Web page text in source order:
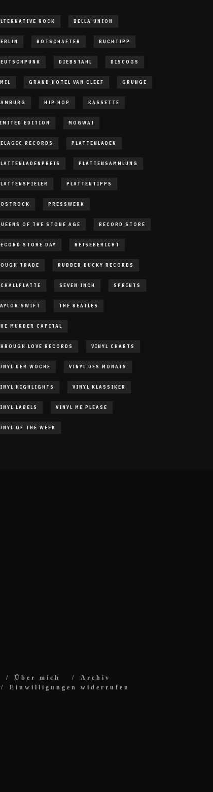
ROCK BELLA UNION
BOTSCHAFTER BUCHTIPP
DIEBSTAHL DISCOGS
GRAND HOTEL VAN CLEEF GRUNGE
HIP HOP KASSETTE
EDITION MOGWAI
RECORDS PLATTENLADEN
PLATTENSAMMLUNG
PLATTENTIPPS
PRESSWERK
OF THE STONE AGE RECORD STORE
STORE DAY REISEBERICHT
TRADE RUBBER DUCKY RECORDS
SEVEN INCH SPRINTS
SWIFT THE BEATLES
MURDER CAPITAL
LOVE RECORDS VINYL CHARTS
DER WOCHE VINYL DES MONATS
HIGHLIGHTS VINYL KLASSIKER
LABELS VINYL ME PLEASE
OF THE WEEK
Über mich
Archiv
Einwilligungen widerrufen